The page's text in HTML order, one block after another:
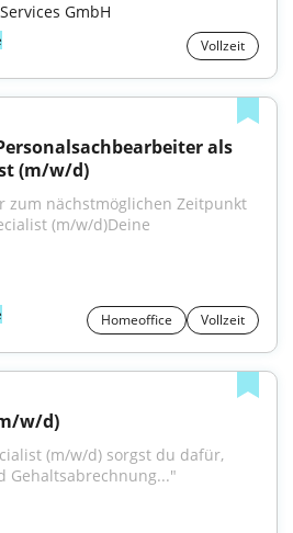
GmbH
Vollzeit
als
(m/w/d)
zum nächstmöglichen Zeitpunkt
(m/w/d)Deine
Homeoffice Vollzeit
w/d)
(m/w/d) sorgst du dafür,
Gehaltsabrechnung..."